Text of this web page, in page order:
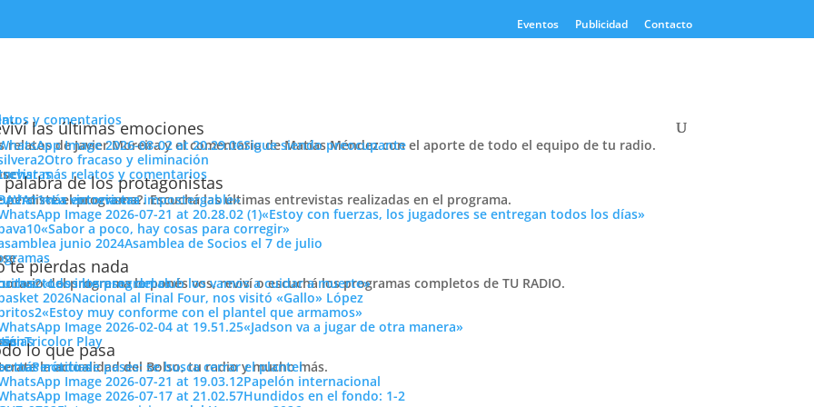
Eventos Publicidad Contacto
y comentarios
las últimas emociones
relatos de Javier Moreira y el comentario de Matías Méndez con el aporte de todo el equipo de tu radio.
Sigue siendo preocupante
Otro fracaso y eliminación
más relatos y comentarios
palabra de los protagonistas
perdiste el programa?. Escuchá las últimas entrevistas realizadas en el programa.
más entrevistas
«La victoria era impostergable»
«Estoy con fuerzas, los jugadores se entregan todos los días»
«Sabor a poco, hay cosas para corregir»
Asamblea de Socios el 7 de julio
te pierdas nada
del programa lo ponés vos, reviví o escuchá los programas completos de TU RADIO.
todos los programas
«Los intereses del club los vamos a cuidar a muerte»
Nacional al Final Four, nos visitó «Gallo» López
«Estoy muy conforme con el plantel que armamos»
«Jadson va a jugar de otra manera»
Play
lo que pasa
la actualidad del Bolso, tu radio y mucho más.
más noticias
Período de pases: se busca cerrar el plantel
Papelón internacional
Hundidos en el fondo: 1-2
de Nacional visitó los estudios dePasión Tricolor Cx28 Imparcial
a nuestras formativas.Leandro es fanático de Nacional, su
venir a probarse a principios de año. El Floridense nos contó su
«Terminé el liceo y me tenía que venir a estudiar acá a la facultad y
decidí venir a probarme a Nacional porque soy hincha. No
van muchos a probarse.»
Tweets by PasionTricolor1